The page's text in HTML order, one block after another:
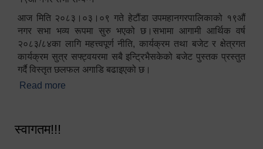
आज मिति २०८३।०३।०९ गते हेटौंडा उपमहानगरपालिकाको १९औं
नगर सभा भव्य रूपमा सुरु भएको छ।सभामा आगामी आर्थिक वर्ष
२०८३/८४का लागि महत्त्वपूर्ण नीति, कार्यक्रम तथा बजेट र क्षेत्रगत
कार्यक्रम सुत्र सफ्ट्वयरमा सबै इन्ट्रिभैसकेको बजेट पुस्तक प्रस्तुत
गर्दै विस्तृत छलफल अगाडि बढाइएको छ।
Read more
स्वागतम!!!